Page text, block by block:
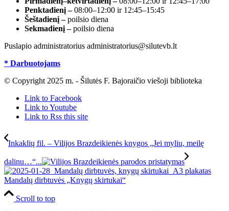
Penktadienį –08:00–12:00 ir 12:45–15:45
Šeštadienį –poilsio diena
Sekmadienį –poilsio diena
Puslapio administratorius administratorius@silutevb.lt
* Darbuotojams
© Copyright 2025 m. - Šilutės F. Bajoraičio viešoji biblioteka
Link to Facebook
Link to Youtube
Link to Rss this site
Inkaklių fil. – Vilijos Brazdeikienės knygos „Jei myliu, meilę
dalinu…“...
Mandalų dirbtuvės „Knygų skirtukai“
Scroll to top